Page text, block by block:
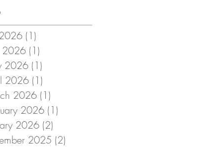
(1)
2026 (1)
2026 (1)
2026 (1)
2026 (1)
2026 (1)
2026 (2)
2025 (2)